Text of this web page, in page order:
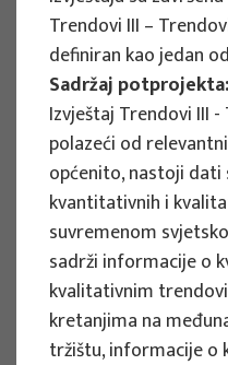
EU PROJECTS
REWARD -
knowledge workers
regional
Project manager
Renata Tomljenović
Implementation
Trendovi III –
definiran kao jedan
Sadržaj potprojekta:
Izvještaj Trendovi III
polazeći od
općenito, nastoji
kvantitativnih i
suvremenom
sadrži informacije o
kvalitativnim
kretanjima na
tržištu, informacije o